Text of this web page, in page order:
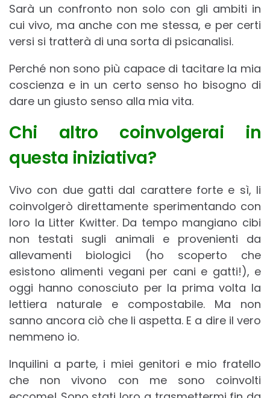
Sarà un confronto non solo con gli ambiti in
cui vivo, ma anche con me stessa, e per certi
versi si tratterà di una sorta di psicanalisi.
Perché non sono più capace di tacitare la mia
coscienza e in un certo senso ho bisogno di
dare un giusto senso alla mia vita.
Chi altro coinvolgerai in
questa iniziativa?
Vivo con due gatti dal carattere forte e sì, li
coinvolgerò direttamente sperimentando con
loro la Litter Kwitter. Da tempo mangiano cibi
non testati sugli animali e provenienti da
allevamenti biologici (ho scoperto che
esistono alimenti vegani per cani e gatti!), e
oggi hanno conosciuto per la prima volta la
lettiera naturale e compostabile. Ma non
sanno ancora ciò che li aspetta. E a dire il vero
nemmeno io.
Inquilini a parte, i miei genitori e mio fratello
che non vivono con me sono coinvolti